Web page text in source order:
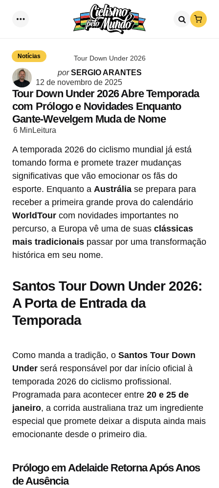
Loja
Notícias Tour Down Under 2026
Postado
por
porSERGIO ARANTES
12 de novembro de 2025
Tour Down Under 2026 Abre Temporada
com Prólogo e Novidades Enquanto
Gante-Wevelgem Muda de Nome
6 Min Leitura
A temporada 2026 do ciclismo mundial já está
tomando forma e promete trazer mudanças
significativas que vão emocionar os fãs do
esporte. Enquanto a Austrália se prepara para
receber a primeira grande prova do calendário
WorldTour com novidades importantes no
percurso, a Europa vê uma de suas clássicas
mais tradicionais passar por uma transformação
histórica em seu nome.
Santos Tour Down Under 2026:
A Porta de Entrada da
Temporada
Como manda a tradição, o Santos Tour Down
Under será responsável por dar início oficial à
temporada 2026 do ciclismo profissional.
Programada para acontecer entre 20 e 25 de
janeiro, a corrida australiana traz um ingrediente
especial que promete deixar a disputa ainda mais
emocionante desde o primeiro dia.
Prólogo em Adelaide Retorna Após Anos
de Ausência